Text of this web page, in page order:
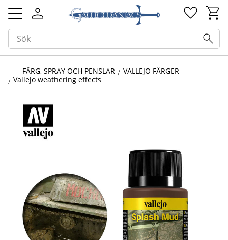
Meny
FÄRG, SPRAY OCH PENSLAR
VALLEJO FÄRGER
Vallejo weathering effects